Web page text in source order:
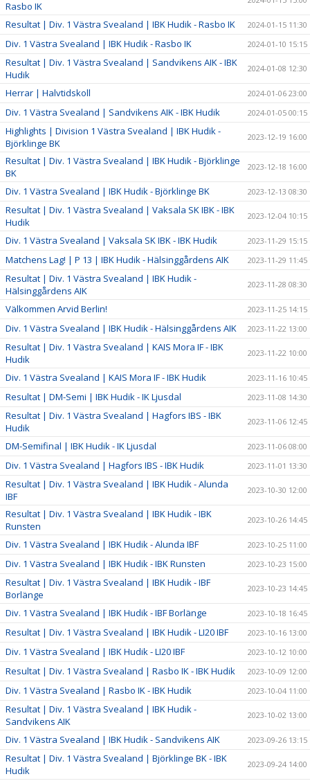
Rasbo IK
Resultat | Div. 1 Västra Svealand | IBK Hudik - Rasbo IK 2024-01-15 11:30
Div. 1 Västra Svealand | IBK Hudik - Rasbo IK 2024-01-10 15:15
Resultat | Div. 1 Västra Svealand | Sandvikens AIK - IBK
Hudik
2024-01-08 12:30
Herrar | Halvtidskoll 2024-01-06 23:00
Div. 1 Västra Svealand | Sandvikens AIK - IBK Hudik 2024-01-05 00:15
Highlights | Division 1 Västra Svealand | IBK Hudik -
Björklinge BK
2023-12-19 16:00
Resultat | Div. 1 Västra Svealand | IBK Hudik - Björklinge
BK
2023-12-18 16:00
Div. 1 Västra Svealand | IBK Hudik - Björklinge BK 2023-12-13 08:30
Resultat | Div. 1 Västra Svealand | Vaksala SK IBK - IBK
Hudik
2023-12-04 10:15
Div. 1 Västra Svealand | Vaksala SK IBK - IBK Hudik 2023-11-29 15:15
Matchens Lag! | P 13 | IBK Hudik - Hälsinggårdens AIK 2023-11-29 11:45
Resultat | Div. 1 Västra Svealand | IBK Hudik -
Hälsinggårdens AIK
2023-11-28 08:30
Välkommen Arvid Berlin! 2023-11-25 14:15
Div. 1 Västra Svealand | IBK Hudik - Hälsinggårdens AIK 2023-11-22 13:00
Resultat | Div. 1 Västra Svealand | KAIS Mora IF - IBK
Hudik
2023-11-22 10:00
Div. 1 Västra Svealand | KAIS Mora IF - IBK Hudik 2023-11-16 10:45
Resultat | DM-Semi | IBK Hudik - IK Ljusdal 2023-11-08 14:30
Resultat | Div. 1 Västra Svealand | Hagfors IBS - IBK
Hudik
2023-11-06 12:45
DM-Semifinal | IBK Hudik - IK Ljusdal 2023-11-06 08:00
Div. 1 Västra Svealand | Hagfors IBS - IBK Hudik 2023-11-01 13:30
Resultat | Div. 1 Västra Svealand | IBK Hudik - Alunda
IBF
2023-10-30 12:00
Resultat | Div. 1 Västra Svealand | IBK Hudik - IBK
Runsten
2023-10-26 14:45
Div. 1 Västra Svealand | IBK Hudik - Alunda IBF 2023-10-25 11:00
Div. 1 Västra Svealand | IBK Hudik - IBK Runsten 2023-10-23 15:00
Resultat | Div. 1 Västra Svealand | IBK Hudik - IBF
Borlänge
2023-10-23 14:45
Div. 1 Västra Svealand | IBK Hudik - IBF Borlänge 2023-10-18 16:45
Resultat | Div. 1 Västra Svealand | IBK Hudik - LI20 IBF 2023-10-16 13:00
Div. 1 Västra Svealand | IBK Hudik - LI20 IBF 2023-10-12 10:00
Resultat | Div. 1 Västra Svealand | Rasbo IK - IBK Hudik 2023-10-09 12:00
Div. 1 Västra Svealand | Rasbo IK - IBK Hudik 2023-10-04 11:00
Resultat | Div. 1 Västra Svealand | IBK Hudik -
Sandvikens AIK
2023-10-02 13:00
Div. 1 Västra Svealand | IBK Hudik - Sandvikens AIK 2023-09-26 13:15
Resultat | Div. 1 Västra Svealand | Björklinge BK - IBK
Hudik
2023-09-24 14:00